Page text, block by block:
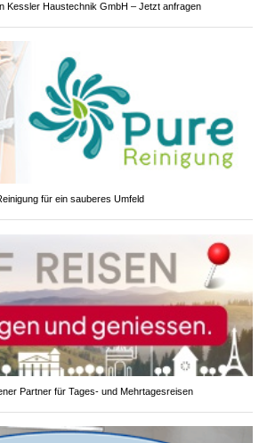
Kessler Haustechnik GmbH – Jetzt anfragen
für ein sauberes Umfeld
Partner für Tages- und Mehrtagesreisen